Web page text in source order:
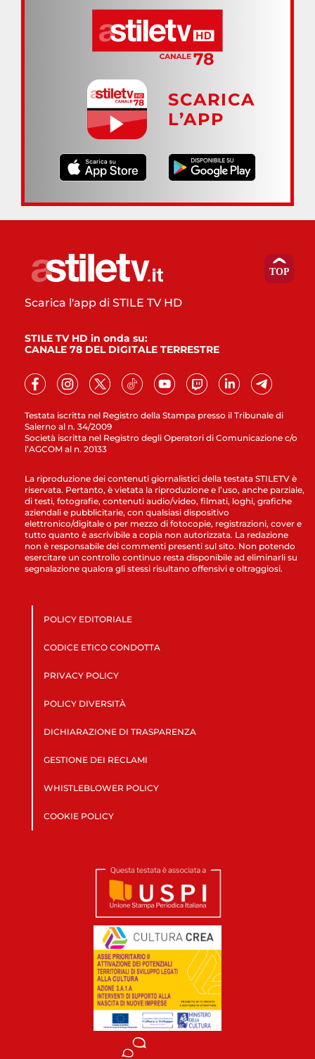
SCARICA
L’APP
Testata iscritta nel Registro della Stampa presso il Tribunale di
Salerno al n. 34/2009
Società iscritta nel Registro degli Operatori di Comunicazione c/o
l’AGCOM al n. 20133
Scarica l'app di STILE TV HD
STILE TV HD in onda su:
CANALE 78 DEL DIGITALE TERRESTRE
La riproduzione dei contenuti giornalistici della testata STILETV è
riservata. Pertanto, è vietata la riproduzione e l’uso, anche parziale,
di testi, fotografie, contenuti audio/video, filmati, loghi, grafiche
aziendali e pubblicitarie, con qualsiasi dispositivo
elettronico/digitale o per mezzo di fotocopie, registrazioni, cover e
tutto quanto è ascrivibile a copia non autorizzata. La redazione
non è responsabile dei commenti presenti sul sito. Non potendo
esercitare un controllo continuo resta disponibile ad eliminarli su
segnalazione qualora gli stessi risultano offensivi e oltraggiosi.
POLICY EDITORIALE
CODICE ETICO CONDOTTA
PRIVACY POLICY
POLICY DIVERSITÀ
DICHIARAZIONE DI TRASPARENZA
GESTIONE DEI RECLAMI
WHISTLEBLOWER POLICY
COOKIE POLICY